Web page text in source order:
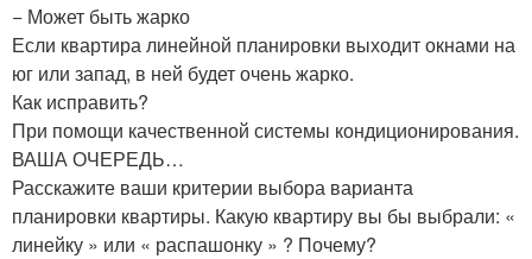
− Может быть жарко
Если квартира линейной планировки выходит окнами на
юг или запад, в ней будет очень жарко.
Как исправить?
При помощи качественной системы кондиционирования.
ВАША ОЧЕРЕДЬ…
Расскажите ваши критерии выбора варианта
планировки квартиры. Какую квартиру вы бы выбрали: «
линейку » или « распашонку » ? Почему?